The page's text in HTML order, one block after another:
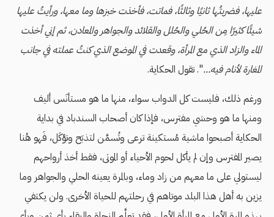
عليها، فضربتُها ثانيًا وثالثًا، فماتت، فأخذت خبزها وما معها، ورأيتُ عليها
شيئًا كثيرًا مِن الحُلي والحُلل والقلائد والجواهر والمعادن، ثم إني أخذت
الماء والزاد الذي مع المرأة، وقعدت في الموضع الذي كنتُ عملته في جانب
المغارة لأنام فيه...". تقول الحكاية.
ورغم ذلك، فليست كل الدواب سواء، منها ما هو مستأنَس أليف
ومنها ما هو وحشي مفترس، فإذا كان أصحاب السندباد في بداية
الحكاية أصبحوا ماشية مُستكينة ترعى وتُسمَّن لتذبَح وتؤكَل، فَهو هُنا
يصير المفترس وإن لم يأكل لحوم الأحياء أو الموتى، فقط أخذ أرواحهم
ليستولي على ما معهم من زاد وماء، وبالمرة يعينه الحلي والجواهر وما
يزين به أهل هذا البلد موتاهم في رحلتهم للحياة الأخرى. ولن يكتفي